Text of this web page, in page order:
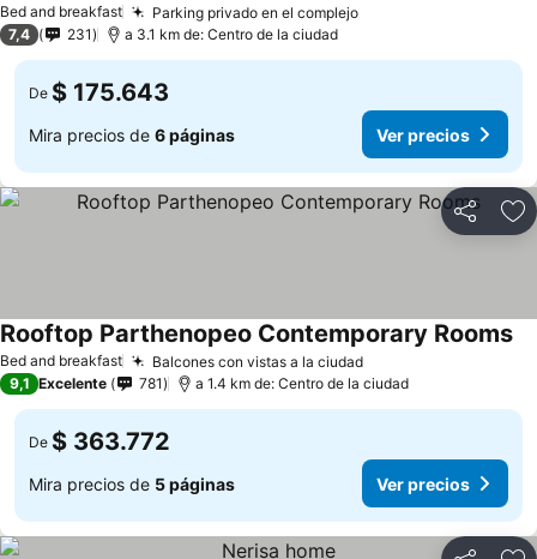
Bed and breakfast Parking privado en el complejo
7,4 231 a 3.1 km de: Centro de la ciudad
De $ 175.643
Mira precios de 6 páginas Ver precios
Compartir
Bed and breakfast Balcones con vistas a la ciudad
Rooftop Parthenopeo Contemporary Rooms
9,1 Excelente 781 a 1.4 km de: Centro de la ciudad
De $ 363.772
Mira precios de 5 páginas Ver precios